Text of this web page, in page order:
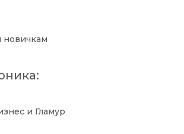
новичкам
и Гламур